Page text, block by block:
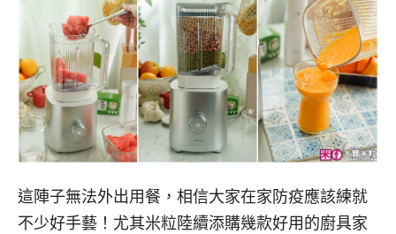
這陣子無法外出用餐，相信大家在家防疫應該練就
不少好手藝！尤其米粒陸續添購幾款好用的廚具家